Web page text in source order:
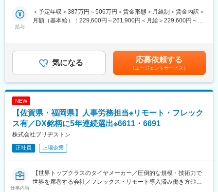
■職務詳細：
・調色タンクの洗浄
・塗料の吹き付け作業
※未経験の方でも一から研修をし、技術を習得して頂ける環境で
す。
金塗装工場など
■魅力：充実した福利厚生制度で、長期就業可能
・従業員持株会(奨励金あり）
・育児･介護休暇制度(取得実績あり）
・EAP(復職支援プログラム)提携業者あり
・福利厚生サービス(カタログギフト)の全社員への配布
・年次有給休暇(最大付与日数22日)
給与
＜予定年収＞387万円～506万円＜賃金形態＞月給制＜賃金内訳＞
月額（基本給）：229,600円～261,900円＜月給＞229,600円～
64,000円、残業代）賃金はあくまでも目安の金額であり、選考を
通じて上下する可能性があります。月給(月額)は固定手当を含めた
表記です。
気になる 応募依頼する
（エージェントサービス）
NEW
【佐賀県・福岡県】人事労務担当※リモート・フレック
ス有／DX銘柄に5年連続選出※6611・6691
株式会社ブリヂストン
正社員 上場企業
仕事内容
【世界トップクラスのタイヤメーカー／圧倒的な規模・技術力で
世界を席巻する会社／フレックス・リモート導入済み働き方◎／